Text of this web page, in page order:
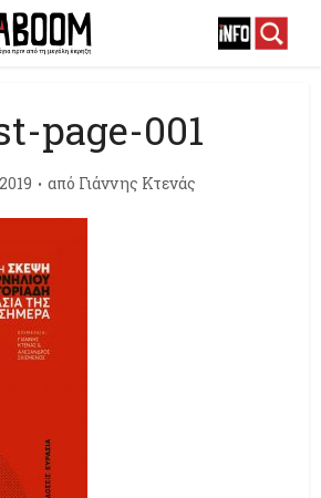
page-001
από Γιάννης Κτενάς